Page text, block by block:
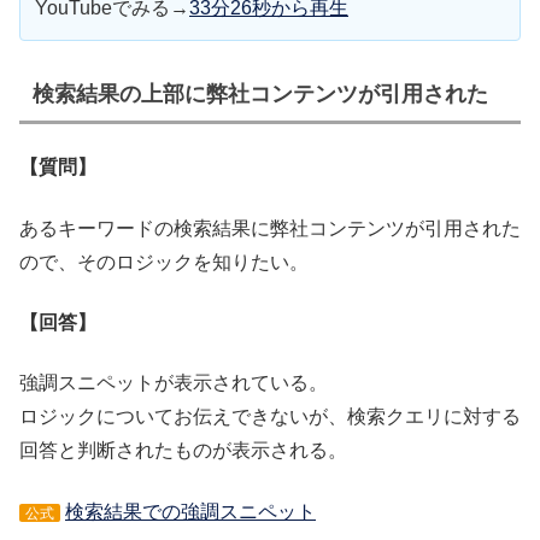
YouTubeでみる→33分26秒から再生
検索結果の上部に弊社コンテンツが引用された
【質問】
あるキーワードの検索結果に弊社コンテンツが引用された
ので、そのロジックを知りたい。
【回答】
強調スニペットが表示されている。
ロジックについてお伝えできないが、検索クエリに対する
回答と判断されたものが表示される。
公式 検索結果での強調スニペット